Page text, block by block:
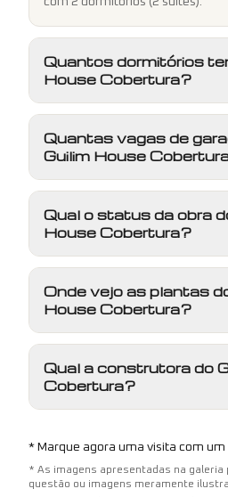
Quantos dormitórios
House Cobertura?
Quantas vagas de
Guilim House
Qual o status da obra
House Cobertura?
Onde vejo as plantas
House Cobertura?
Qual a construtora do
Cobertura?
* Marque agora uma visita com
* As imagens apresentadas na galeria
questão ou imagens meramente